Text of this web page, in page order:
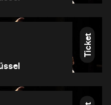
Ticket